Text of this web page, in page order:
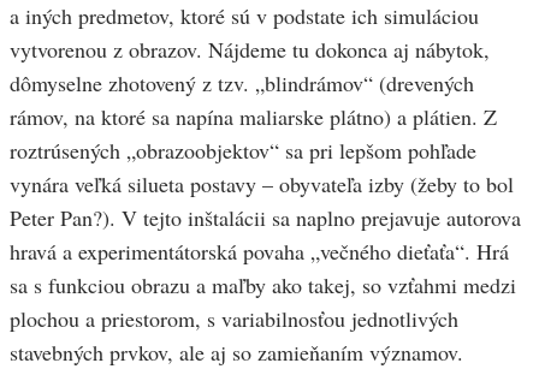
a iných predmetov, ktoré sú v podstate ich simuláciou
vytvorenou z obrazov. Nájdeme tu dokonca aj nábytok,
dômyselne zhotovený z tzv. „blindrámov“ (drevených
rámov, na ktoré sa napína maliarske plátno) a plátien. Z
roztrúsených „obrazoobjektov“ sa pri lepšom pohľade
vynára veľká silueta postavy – obyvateľa izby (žeby to bol
Peter Pan?). V tejto inštalácii sa naplno prejavuje autorova
hravá a experimentátorská povaha „večného dieťaťa“. Hrá
sa s funkciou obrazu a maľby ako takej, so vzťahmi medzi
plochou a priestorom, s variabilnosťou jednotlivých
stavebných prvkov, ale aj so zamieňaním významov.